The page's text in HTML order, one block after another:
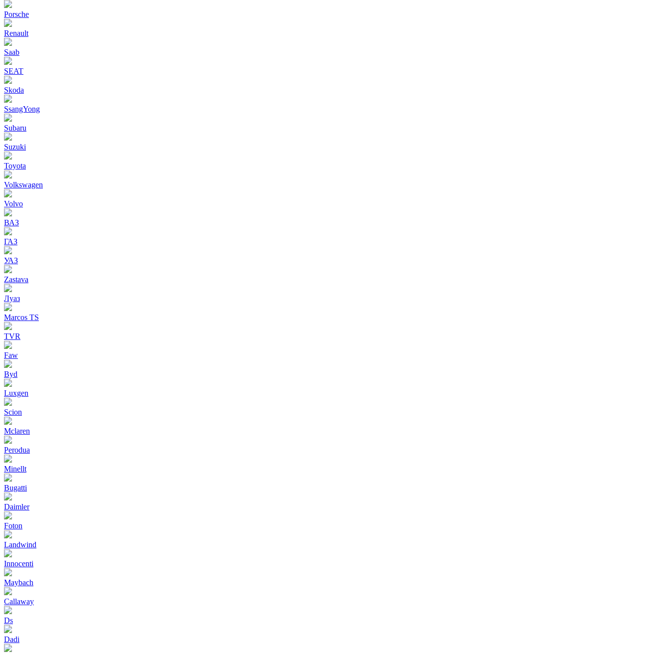
Porsche
Renault
Saab
SEAT
Skoda
SsangYong
Subaru
Suzuki
Toyota
Volkswagen
Volvo
ВАЗ
ГАЗ
УАЗ
Zastava
Луаз
Marcos TS
TVR
Faw
Byd
Luxgen
Scion
Mclaren
Perodua
Minellt
Bugatti
Daimler
Foton
Landwind
Innocenti
Maybach
Callaway
Ds
Dadi